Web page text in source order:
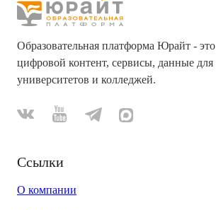
Образовательная платформа Юрайт - это
цифровой контент, сервисы, данные для
университетов и колледжей.
Ссылки
О компании